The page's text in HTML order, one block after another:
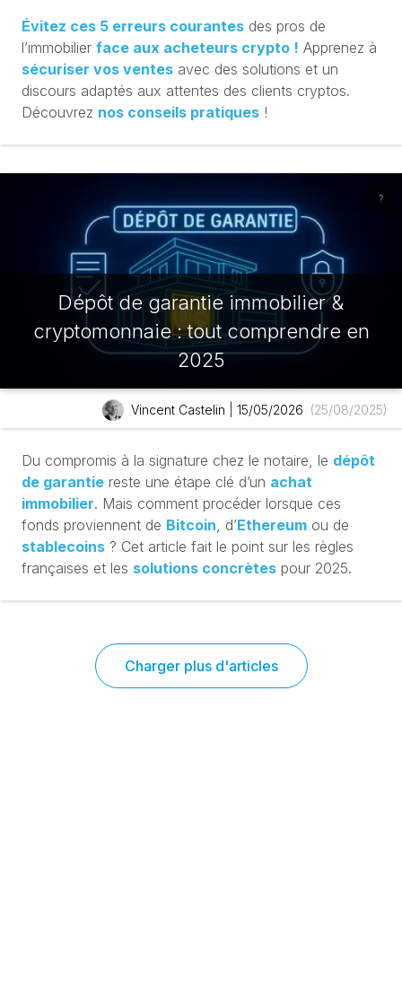
Évitez ces 5 erreurs courantes des pros de
l’immobilier face aux acheteurs crypto ! Apprenez à
sécuriser vos ventes avec des solutions et un
discours adaptés aux attentes des clients cryptos.
Découvrez nos conseils pratiques !
?
Dépôt de garantie immobilier &
cryptomonnaie : tout comprendre en
2025
Vincent Castelin 15/05/2026 (25/08/2025)
Du compromis à la signature chez le notaire, le dépôt
de garantie reste une étape clé d’un achat
immobilier. Mais comment procéder lorsque ces
fonds proviennent de Bitcoin, d’Ethereum ou de
stablecoins ? Cet article fait le point sur les règles
françaises et les solutions concrètes pour 2025.
Charger plus d'articles